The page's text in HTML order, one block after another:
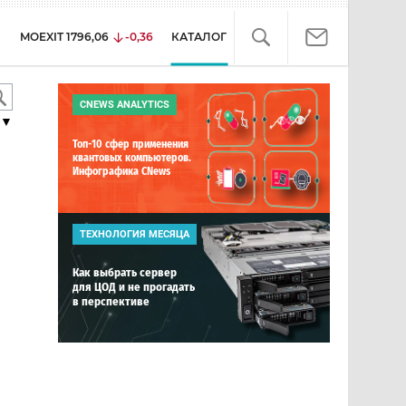
MOEXIT 1796,06 -0,36 КАТАЛОГ
CNEWS ANALYTICS
Топ-10 сфер применения
квантовых компьютеров.
Инфографика CNews
ТЕХНОЛОГИЯ МЕСЯЦА
Как выбрать сервер
для ЦОД и не прогадать
в перспективе